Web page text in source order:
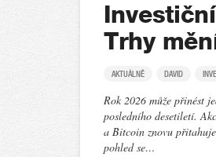
Trhy
AKTUÁLNĚ DAVID
Rok 2026 může přinést
posledního desetiletí.
a Bitcoin znovu
pohled se…